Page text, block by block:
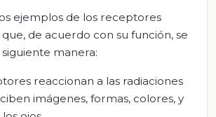
ejemplos de los receptores
de acuerdo con su función, se
manera:
reaccionan a las radiaciones
imágenes, formas, colores, y